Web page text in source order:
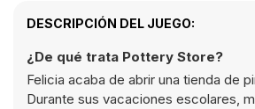
DESCRIPCIÓN DEL JUEGO:
¿De qué trata Pottery Store?
Felicia acaba de abrir una tienda de
Durante sus vacaciones escolares,